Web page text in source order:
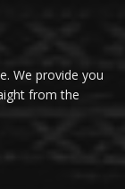
We provide you
from the